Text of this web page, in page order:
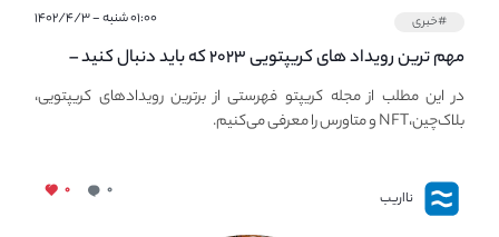
#خبری ۰۱:۰۰ شنبه - ۱۴۰۲/۴/۳
مهم ترین رویداد های کریپتویی ۲۰۲۳ که باید دنبال کنید –
معرفی بهترین رویداد های جهانی
در این مطلب از مجله کریپتو فهرستی از برترین رویدادهای کریپتویی،
بلاک‌چین،NFT و متاورس را معرفی می‌کنیم.
نااریب ۰ ۰